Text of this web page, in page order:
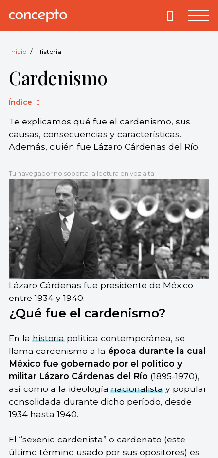
Concepto.
derechos
reservados.
Primary
Inicio Historia
Cardenismo
Índice
Te explicamos qué fue el cardenismo, sus
causas, consecuencias y características.
Además, quién fue Lázaro Cárdenas del Río.
Tu navegador no soporta la lectura en voz alta.
Lázaro Cárdenas fue presidente de México
entre 1934 y 1940.
¿Qué fue el cardenismo?
En lahistoriapolítica contemporánea, se
llama cardenismo a la época durante la cual
México fue gobernado por el político y
militar Lázaro Cárdenas del Río (1895-1970),
así como a la ideologíanacionalistay popular
consolidada durante dicho período, desde
1934 hasta 1940.
El “sexenio cardenista” o cardenato (este
último término usado por sus opositores) es